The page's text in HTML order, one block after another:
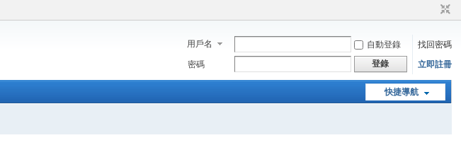
用戶名 自動登錄
找回密碼
密碼
登錄 立即註冊
快捷導航